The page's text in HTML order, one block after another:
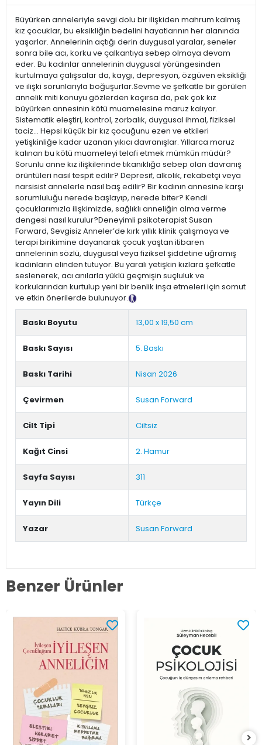
Büyürken anneleriyle sevgi dolu bir ilişkiden mahrum kalmış
kız çocuklar, bu eksikliğin bedelini hayatlarının her alanında
yaşarlar. Annelerinin açtığı derin duygusal yaralar, seneler
sonra bile acı, korku ve çalkantıya sebep olmaya devam
eder. Bu kadınlar annelerinin duygusal yörüngesinden
kurtulmaya çalışsalar da, kaygı, depresyon, özgüven eksikliği
ve ilişki sorunlarıyla boğuşurlar.Sevme ve şefkatle bir görülen
annelik miti konuyu gözlerden kaçırsa da, pek çok kız
büyürken annesinin kötü muamelesine maruz kalıyor.
Sistematik eleştiri, kontrol, zorbalık, duygusal ihmal, fiziksel
taciz… Hepsi küçük bir kız çocuğunu ezen ve etkileri
yetişkinliğe kadar uzanan yıkıcı davranışlar. Yıllarca maruz
kalınan bu kötü muameleyi telafi etmek mümkün müdür?
Sorunlu anne kız ilişkilerinde tıkanıklığa sebep olan davranış
örüntüleri nasıl tespit edilir? Depresif, alkolik, rekabetçi veya
narsisist annelerle nasıl baş edilir? Bir kadının annesine karşı
sorumluluğu nerede başlayıp, nerede biter? Kendi
çocuklarımızla ilişkimizde, sağlıklı anneliğin alma verme
dengesi nasıl kurulur?Deneyimli psikoterapist Susan
Forward, Sevgisiz Anneler’de kırk yıllık klinik çalışmaya ve
terapi birikimine dayanarak çocuk yaştan itibaren
annelerinin sözlü, duygusal veya fiziksel şiddetine uğramış
kadınların elinden tutuyor. Bu yaralı yetişkin kızlara şefkatle
seslenerek, acı anılarla yüklü geçmişin suçluluk ve
korkularından kurtulup yeni bir benlik inşa etmeleri için somut
ve etkin önerilerde bulunuyor.
Baskı Boyutu 13,00 x 19,50 cm
Baskı Sayısı 5. Baskı
Baskı Tarihi Nisan 2026
Çevirmen Susan Forward
Cilt Tipi Ciltsiz
Kağıt Cinsi 2. Hamur
Sayfa Sayısı 311
Yayın Dili Türkçe
Yazar Susan Forward
Benzer Ürünler